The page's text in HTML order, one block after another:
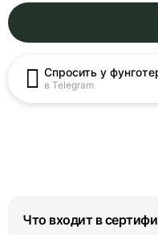
Спросить у
в Telegram
Что входит в